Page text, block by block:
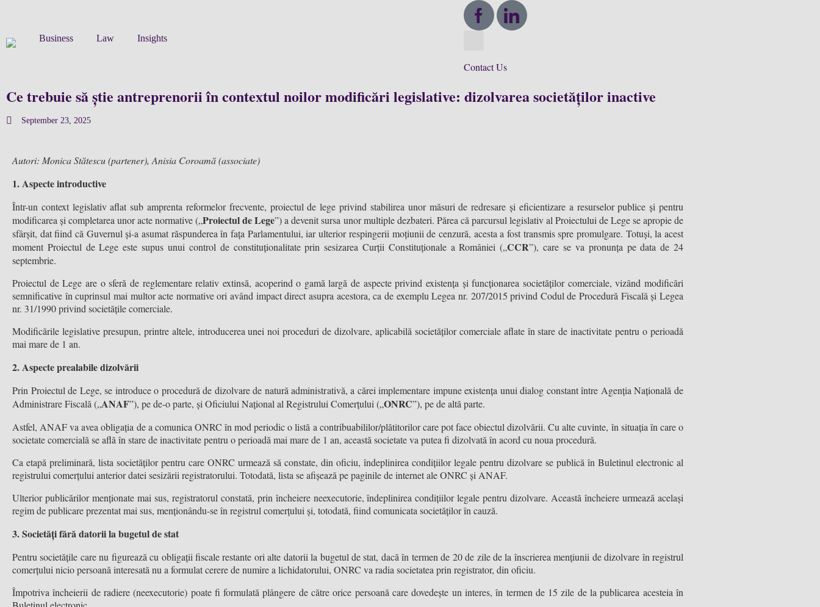
Business Law Insights
Contact Us
Ce trebuie să știe antreprenorii în contextul noilor modificări legislative: dizolvarea societăților inactive
September 23, 2025
Autori: Monica Stătescu (partener), Anisia Coroamă (associate)
1. Aspecte introductive
Într-un context legislativ aflat sub amprenta reformelor frecvente, proiectul de lege privind stabilirea unor măsuri de redresare și eficientizare a resurselor publice și pentru
modificarea și completarea unor acte normative („Proiectul de Lege”) a devenit sursa unor multiple dezbateri. Părea că parcursul legislativ al Proiectului de Lege se apropie de
sfârșit, dat fiind că Guvernul și-a asumat răspunderea în fața Parlamentului, iar ulterior respingerii moțiunii de cenzură, acesta a fost transmis spre promulgare. Totuși, la acest
moment Proiectul de Lege este supus unui control de constituționalitate prin sesizarea Curții Constituționale a României („CCR”), care se va pronunța pe data de 24
septembrie.
Proiectul de Lege are o sferă de reglementare relativ extinsă, acoperind o gamă largă de aspecte privind existența și funcționarea societăților comerciale, vizând modificări
semnificative în cuprinsul mai multor acte normative ori având impact direct asupra acestora, ca de exemplu Legea nr. 207/2015 privind Codul de Procedură Fiscală și Legea
nr. 31/1990 privind societățile comerciale.
Modificările legislative presupun, printre altele, introducerea unei noi proceduri de dizolvare, aplicabilă societăților comerciale aflate în stare de inactivitate pentru o perioadă
mai mare de 1 an.
2. Aspecte prealabile dizolvării
Prin Proiectul de Lege, se introduce o procedură de dizolvare de natură administrativă, a cărei implementare impune existența unui dialog constant între Agenția Națională de
Administrare Fiscală („ANAF”), pe de-o parte, și Oficiului Național al Registrului Comerțului („ONRC”), pe de altă parte.
Astfel, ANAF va avea obligația de a comunica ONRC în mod periodic o listă a contribuabililor/plătitorilor care pot face obiectul dizolvării. Cu alte cuvinte, în situația în care o
societate comercială se află în stare de inactivitate pentru o perioadă mai mare de 1 an, această societate va putea fi dizolvată în acord cu noua procedură.
Ca etapă preliminară, lista societăților pentru care ONRC urmează să constate, din oficiu, îndeplinirea condițiilor legale pentru dizolvare se publică în Buletinul electronic al
registrului comerțului anterior datei sesizării registratorului. Totodată, lista se afișează pe paginile de internet ale ONRC și ANAF.
Ulterior publicărilor menționate mai sus, registratorul constată, prin încheiere neexecutorie, îndeplinirea condițiilor legale pentru dizolvare. Această încheiere urmează același
regim de publicare prezentat mai sus, menționându-se în registrul comerțului și, totodată, fiind comunicata societăților în cauză.
3. Societăți fără datorii la bugetul de stat
Pentru societățile care nu figurează cu obligații fiscale restante ori alte datorii la bugetul de stat, dacă în termen de 20 de zile de la înscrierea mențiunii de dizolvare în registrul
comerțului nicio persoană interesată nu a formulat cerere de numire a lichidatorului, ONRC va radia societatea prin registrator, din oficiu.
Împotriva încheierii de radiere (neexecutorie) poate fi formulată plângere de către orice persoană care dovedește un interes, în termen de 15 zile de la publicarea acesteia în